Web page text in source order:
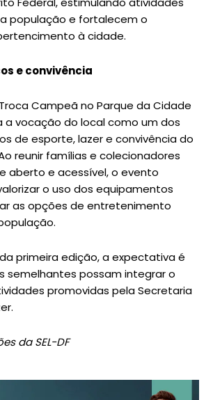
população e fortalecem o
à cidade.
e convivência
Campeã no Parque da Cidade
vocação do local como um dos
de esporte, lazer e convivência do
reunir famílias e colecionadores
aberto e acessível, o evento
o uso dos equipamentos
as opções de entretenimento
primeira edição, a expectativa é
semelhantes possam integrar o
promovidas pela Secretaria
da SEL-DF